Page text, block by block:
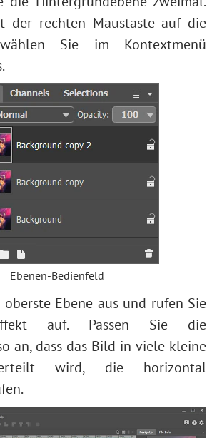
der rechten Maustaste auf die
Sie im Kontextmenü
Ebenen-Bedienfeld
Ebene aus und rufen Sie
auf. Passen Sie die
an, dass das Bild in viele kleine
wird, die horizontal